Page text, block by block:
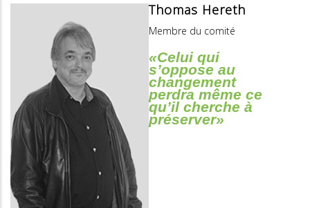
Thomas Hereth
Membre du comité
«Celui qui
s’oppose au
changement
perdra même ce
qu’il cherche à
préserver»